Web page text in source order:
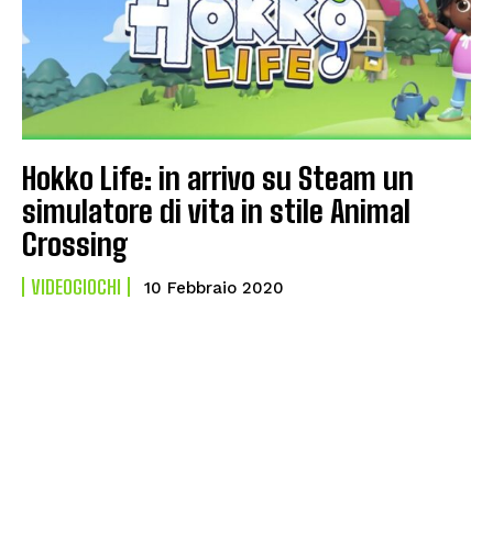
Hokko Life: in arrivo su Steam un
simulatore di vita in stile Animal
Crossing
VIDEOGIOCHI 10 Febbraio 2020